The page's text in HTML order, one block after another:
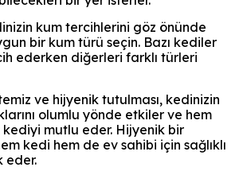
kum tercihlerini göz önünde
bir kum türü seçin. Bazı kediler
ederken diğerleri farklı türleri
ve hijyenik tutulması, kedinizin
olumlu yönde etkiler ve hem
mutlu eder. Hijyenik bir
kedi hem de ev sahibi için sağlıklı
eder.